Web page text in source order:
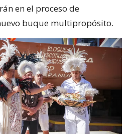
en el proceso de
buque multipropósito.